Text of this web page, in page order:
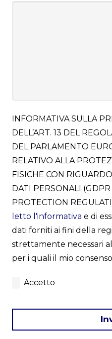
INFORMATIVA SULLA
DELL’ART. 13 DEL
DEL PARLAMENTO
RELATIVO ALLA
FISICHE CON
DATI PERSONALI
PROTECTION
letto l'informativa e di
dati forniti ai fini della
strettamente necessari
per i quali il mio
Accetto